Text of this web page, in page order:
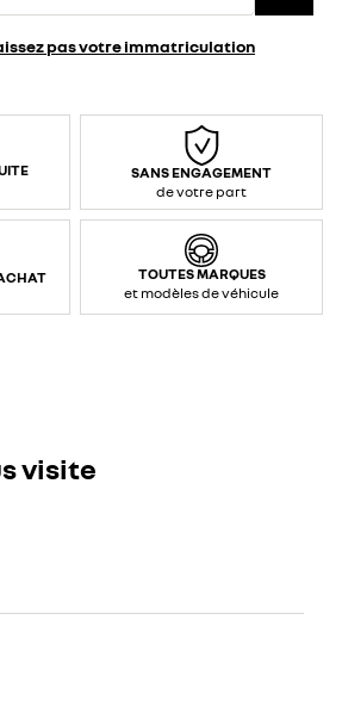
pas votre immatriculation
SANS ENGAGEMENT
de votre part
TOUTES MARQUES
et modèles de véhicule
visite